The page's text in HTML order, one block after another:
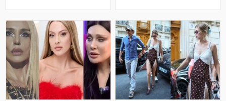
görə məhkəməyə verilib. Bu
barədə TASS məlumat yayıb
aləmindən tanınmış simala